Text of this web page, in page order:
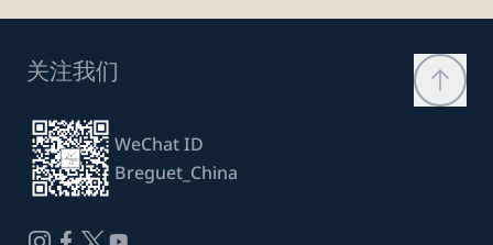
关注我们
WeChat ID
Breguet_China